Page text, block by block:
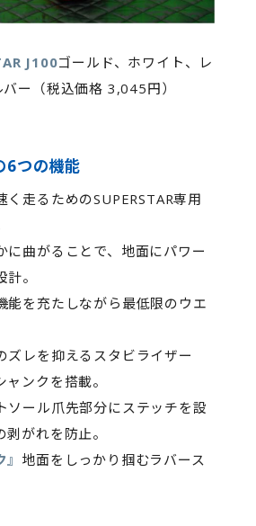
J100ゴールド、ホワイト、レ
ー（税込価格 3,045円）
6つの機能
く走るためのSUPERSTAR専用
に曲がることで、地面にパワー
。
能を充たしながら最低限のウエ
ズレを抑えるスタビライザー
ンクを搭載。
ソール爪先部分にステッチを設
がれを防止。
地面をしっかり掴むラバース